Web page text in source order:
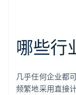
哪些行
几乎任何企业都
频繁地采用直接